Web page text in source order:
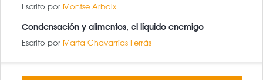
Escrito por Montse Arboix
Condensación y alimentos, el líquido enemigo
Escrito por Marta Chavarrías Ferràs